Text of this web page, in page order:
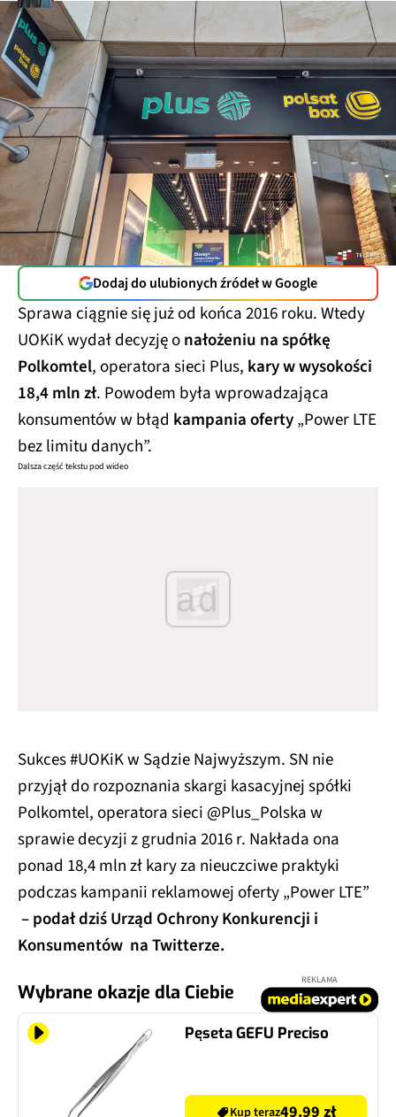
Dodaj do ulubionych źródeł w Google
Sprawa ciągnie się już od końca 2016 roku. Wtedy
UOKiK wydał decyzję onałożeniu na spółkę
Polkomtel, operatora sieci Plus, kary w wysokości
18,4 mln zł. Powodem była wprowadzająca
konsumentów w błąd kampania oferty„Power LTE
bez limitu danych”.
Dalsza część tekstu pod wideo
ad
Sukces #UOKiK w Sądzie Najwyższym. SN nie
przyjął do rozpoznania skargi kasacyjnej spółki
Polkomtel, operatora sieci @Plus_Polska w
sprawie decyzji z grudnia 2016 r. Nakłada ona
ponad 18,4 mln zł kary za nieuczciwe praktyki
podczas kampanii reklamowej oferty „Power LTE”
– podał dziś Urząd Ochrony Konkurencji i
Konsumentów na Twitterze.
Wybrane okazje dla Ciebie
REKLAMA
Pęseta GEFU Preciso
Kup teraz49.99 zł